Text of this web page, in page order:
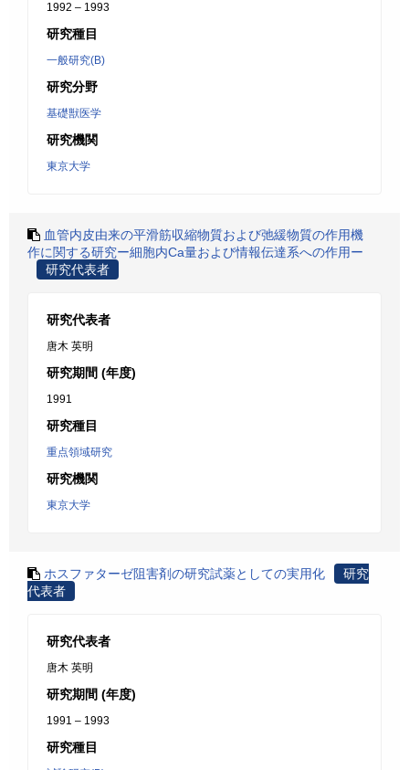
1992 – 1993
研究種目
一般研究(B)
研究分野
基礎獣医学
研究機関
東京大学
血管内皮由来の平滑筋収縮物質および弛緩物質の作用機
作に関する研究ー細胞内Ca量および情報伝達系への作用ー
研究代表者
研究代表者
唐木 英明
研究期間 (年度)
1991
研究種目
重点領域研究
研究機関
東京大学
ホスファターゼ阻害剤の研究試薬としての実用化
研究
代表者
研究代表者
唐木 英明
研究期間 (年度)
1991 – 1993
研究種目